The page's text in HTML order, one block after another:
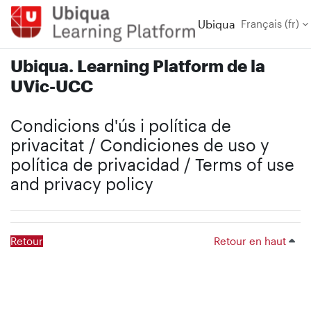
Passer au contenu principal
Ubiqua Français ‎(fr)‎
Ubiqua. Learning Platform de la
UVic-UCC
Condicions d'ús i política de
privacitat / Condiciones de uso y
política de privacidad / Terms of use
and privacy policy
Retour Retour en haut